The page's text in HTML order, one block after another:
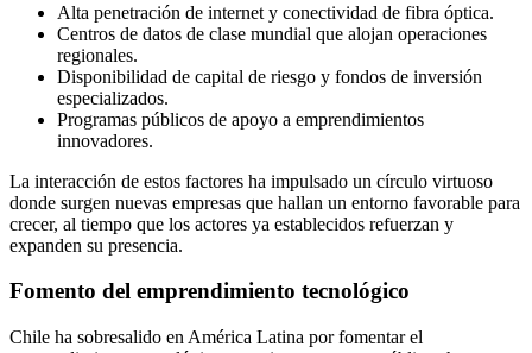
Alta penetración de internet y conectividad de fibra óptica.
Centros de datos de clase mundial que alojan operaciones
regionales.
Disponibilidad de capital de riesgo y fondos de inversión
especializados.
Programas públicos de apoyo a emprendimientos
innovadores.
La interacción de estos factores ha impulsado un círculo virtuoso
donde surgen nuevas empresas que hallan un entorno favorable para
crecer, al tiempo que los actores ya establecidos refuerzan y
expanden su presencia.
Fomento del emprendimiento tecnológico
Chile ha sobresalido en América Latina por fomentar el